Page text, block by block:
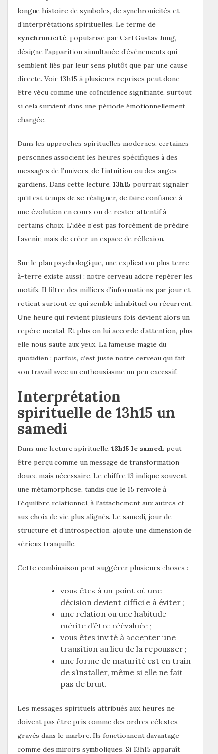
longue histoire de symboles, de synchronicités et
d’interprétations spirituelles. Le terme de
synchronicité, popularisé par Carl Gustav Jung,
désigne l’apparition simultanée d’événements qui
semblent liés par leur sens plutôt que par une cause
directe. Voir 13h15 à plusieurs reprises peut donc
être vécu comme une coïncidence signifiante, surtout
si cela survient dans une période émotionnellement
chargée.
Dans les approches spirituelles modernes, certaines
personnes associent les heures spécifiques à des
messages de l’univers, de l’intuition ou des anges
gardiens. Dans cette lecture, 13h15 pourrait signaler
qu’il est temps de se réaligner, de faire confiance à
une évolution en cours ou de rester attentif à
certains choix. L’idée n’est pas forcément de prédire
l’avenir, mais de créer un espace de réflexion.
Sur le plan psychologique, une explication plus terre-
à-terre existe aussi : notre cerveau adore repérer les
motifs. Il filtre des milliers d’informations par jour et
retient surtout ce qui semble inhabituel ou récurrent.
Une heure qui revient plusieurs fois devient alors un
repère mental. Et plus on lui accorde d’attention, plus
elle nous saute aux yeux. La fameuse magie du
quotidien : parfois, c’est juste notre cerveau qui fait
son travail avec un enthousiasme un peu excessif.
Interprétation
spirituelle de 13h15 un
samedi
Dans une lecture spirituelle, 13h15 le samedi peut
être perçu comme un message de transformation
douce mais nécessaire. Le chiffre 13 indique souvent
une métamorphose, tandis que le 15 renvoie à
l’équilibre relationnel, à l’attachement aux autres et
aux choix de vie plus alignés. Le samedi, jour de
structure et d’introspection, ajoute une dimension de
sérieux tranquille.
Cette combinaison peut suggérer plusieurs choses :
vous êtes à un point où une
décision devient difficile à éviter ;
une relation ou une habitude
mérite d’être réévaluée ;
vous êtes invité à accepter une
transition au lieu de la repousser ;
une forme de maturité est en train
de s’installer, même si elle ne fait
pas de bruit.
Les messages spirituels attribués aux heures ne
doivent pas être pris comme des ordres célestes
gravés dans le marbre. Ils fonctionnent davantage
comme des miroirs symboliques. Si 13h15 apparaît